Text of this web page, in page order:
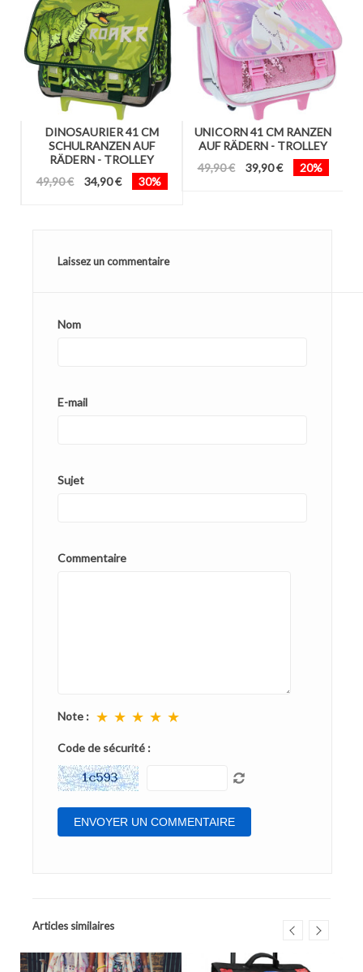
DINOSAURIER 41 CM
SCHULRANZEN AUF
RÄDERN - TROLLEY
49,90 €
34,90 € 30%
UNICORN 41 CM RANZEN
AUF RÄDERN - TROLLEY
49,90 €
39,90 € 20%
Laissez un commentaire
Nom
E-mail
Sujet
Commentaire
Note : ★ ★ ★ ★ ★
Code de sécurité :
Articles similaires